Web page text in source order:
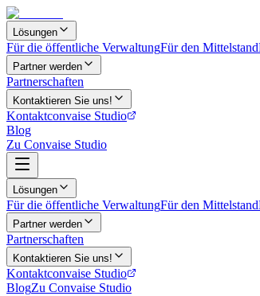
Lösungen
Für die öffentliche VerwaltungFür den Mittelstand
Partner werden
Partnerschaften
Kontaktieren Sie uns!
Kontaktconvaise Studio
Blog
Zu Convaise Studio
Lösungen
Für die öffentliche VerwaltungFür den Mittelstand
Partner werden
Partnerschaften
Kontaktieren Sie uns!
Kontaktconvaise Studio
BlogZu Convaise Studio